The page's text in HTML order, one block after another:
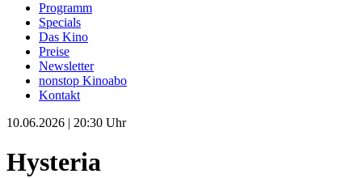
Programm
Specials
Das Kino
Preise
Newsletter
nonstop Kinoabo
Kontakt
10.06.2026 | 20:30 Uhr
Hysteria